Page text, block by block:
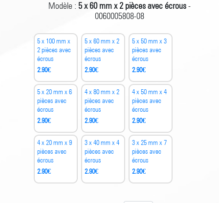
Modèle : 5 x 60 mm x 2 pièces avec écrous-
0060005808-08
5 x 100 mm x
2 pièces avec
écrous
2.90€
5 x 60 mm x 2
pièces avec
écrous
2.90€
5 x 50 mm x 3
pièces avec
écrous
2.90€
5 x 20 mm x 6
pièces avec
écrous
2.90€
4 x 80 mm x 2
pièces avec
écrous
2.90€
4 x 50 mm x 4
pièces avec
écrous
2.90€
4 x 20 mm x 9
pièces avec
écrous
2.90€
3 x 40 mm x 4
pièces avec
écrous
2.90€
3 x 25 mm x 7
pièces avec
écrous
2.90€